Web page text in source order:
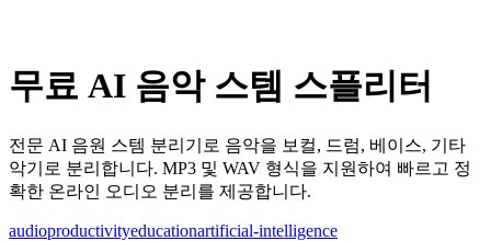
무료 AI 음악 스템 스플리터
전문 AI 음원 스템 분리기로 음악을 보컬, 드럼, 베이스, 기타
악기로 분리합니다. MP3 및 WAV 형식을 지원하여 빠르고 정
확한 온라인 오디오 분리를 제공합니다.
audioproductivityeducationartificial-intelligence